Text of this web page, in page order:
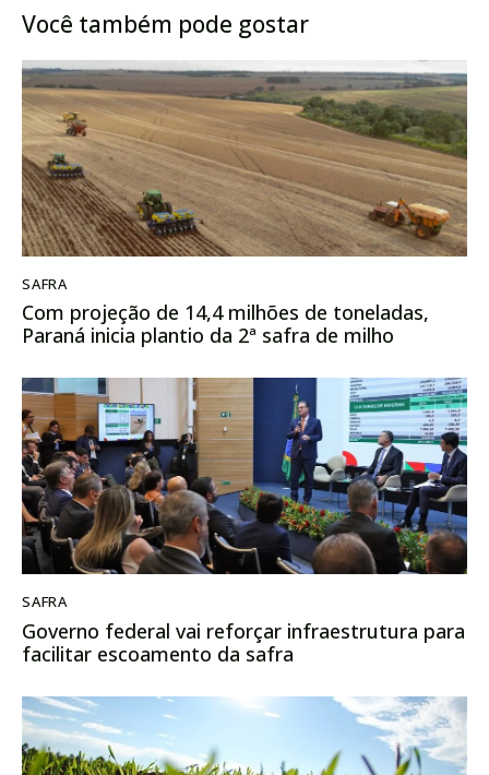
Você também pode gostar
SAFRA
Com projeção de 14,4 milhões de toneladas,
Paraná inicia plantio da 2ª safra de milho
SAFRA
Governo federal vai reforçar infraestrutura para
facilitar escoamento da safra